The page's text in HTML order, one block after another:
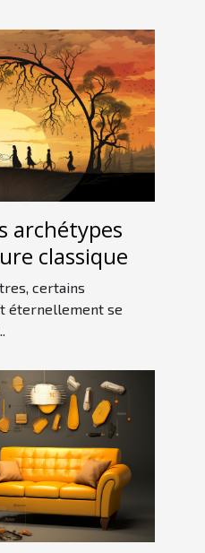
archétypes
classique
certains
éternellement se